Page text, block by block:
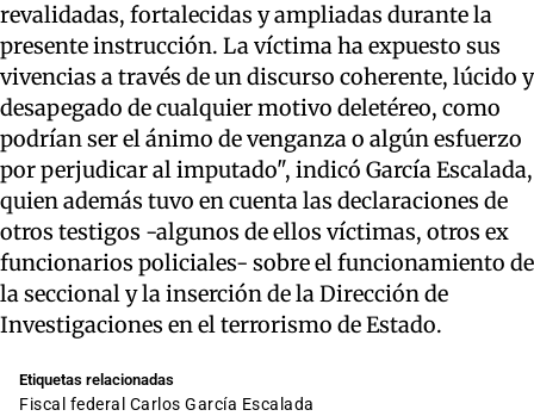
revalidadas, fortalecidas y ampliadas durante la
presente instrucción. La víctima ha expuesto sus
vivencias a través de un discurso coherente, lúcido y
desapegado de cualquier motivo deletéreo, como
podrían ser el ánimo de venganza o algún esfuerzo
por perjudicar al imputado", indicó García Escalada,
quien además tuvo en cuenta las declaraciones de
otros testigos -algunos de ellos víctimas, otros ex
funcionarios policiales- sobre el funcionamiento de
la seccional y la inserción de la Dirección de
Investigaciones en el terrorismo de Estado.
Etiquetas relacionadas
fiscal federal Carlos García Escalada